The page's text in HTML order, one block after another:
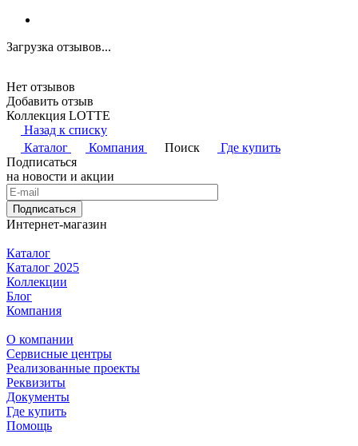
Загрузка отзывов...
Нет отзывов
Добавить отзыв
Коллекция LOTTE
Назад к списку
Каталог
Компания Поиск
Где купить
Подписаться
на новости и акции
Подписаться
Интернет-магазин
Каталог
Каталог 2025
Коллекции
Блог
Компания
О компании
Сервисные центры
Реализованные проекты
Реквизиты
Документы
Где купить
Помощь